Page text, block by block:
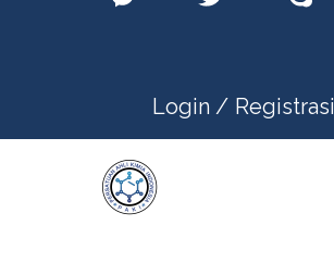
Login / Registrasi